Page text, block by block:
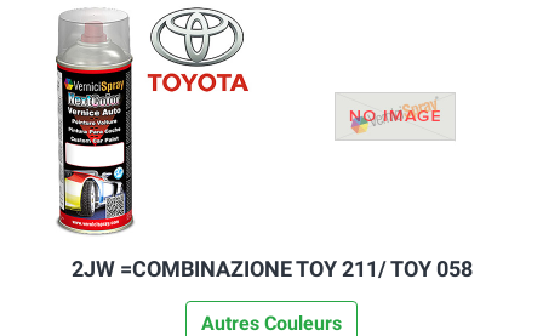
2JW =COMBINAZIONE TOY 211/ TOY 058
Autres Couleurs